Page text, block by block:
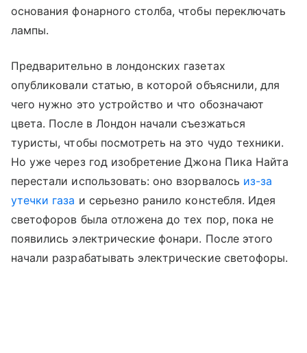
основания фонарного столба, чтобы переключать
лампы.
Предварительно в лондонских газетах
опубликовали статью, в которой объяснили, для
чего нужно это устройство и что обозначают
цвета. После в Лондон начали съезжаться
туристы, чтобы посмотреть на это чудо техники.
Но уже через год изобретение Джона Пика Найта
перестали использовать: оно взорвалось из-за
утечки газа и серьезно ранило констебля. Идея
светофоров была отложена до тех пор, пока не
появились электрические фонари. После этого
начали разрабатывать электрические светофоры.